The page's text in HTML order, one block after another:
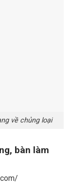
về chủng loại
bàn làm